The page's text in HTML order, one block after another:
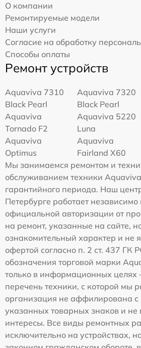
О компании
Ремонтируемые модели
Наши услуги
Согласие на обработку
Способы оплаты
Ремонт устройств
Aquaviva 7310
Black Pearl
Aquaviva 7320
Black Pearl
Aquaviva
Tornado F2
Aquaviva 5220
Luna
Aquaviva
Optimus
Aquaviva
Fairland X60
Мы занимаемся ремонтом и
обслуживанием техники
гарантийного периода. Наш
Петербурге работает независимо
официальной авторизации от
на ремонт, указанные на сайте,
ознакомительный характер и не
офертой согласно п. 2 ст. 437 ГК
обозначения торговой марки
только в информационных целях
перечень техники, с которой мы
организация не аффилирована с
указанных товарных знаков и не
интересы. Все виды ремонтных
исключительно на устройствах,